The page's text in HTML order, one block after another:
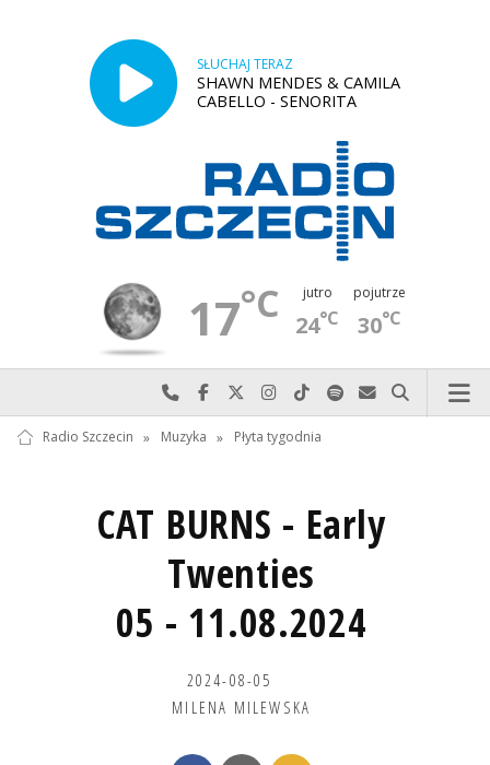
SŁUCHAJ TERAZ
SHAWN MENDES & CAMILA
CABELLO - SENORITA
17°C jutro
24°C
pojutrze
30°C
Najlepiej po prostu do nas zadzwoń
Odwiedź nas na Facebook-u
Odwiedź nas na X
Odwiedź nas na Instagram-ie
Odwiedź nas na TikTok-u
Szukaj nas na Spotify
Wyślij do nas
Szukaj
Radio Szczecin » Muzyka » Płyta tygodnia
CAT BURNS - Early
Twenties
05 - 11.08.2024
2024-08-05
MILENA MILEWSKA